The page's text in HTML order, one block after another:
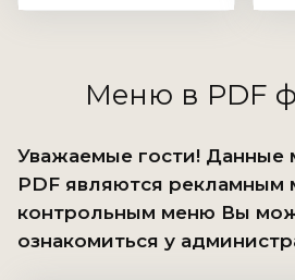
Меню в PDF
Уважаемые гости! Данные
PDF являются рекламным
контрольным меню Вы
ознакомиться у